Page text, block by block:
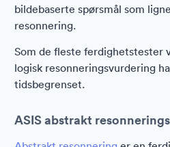
bildebaserte spørsmål som
resonnering.
Som de fleste ferdighetstester
logisk resonneringsvurdering
tidsbegrenset.
ASIS abstrakt